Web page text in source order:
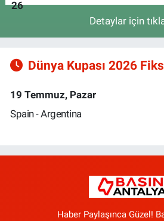
Detaylar için
Dünya Kupası 2026
19 Temmuz, Pazar
Spain - Argentina
Haber Paylaşınca Güzel!